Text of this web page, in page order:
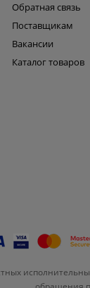
Обратная связь
Поставщикам
Вакансии
Каталог товаров